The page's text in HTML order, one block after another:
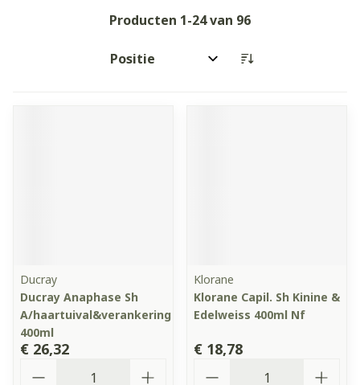
Producten 1-24van 96
Sorteer op:
Ducray
Ducray Anaphase Sh
A/haartuival&verankering
400ml
€ 26,32
Klorane
Klorane Capil. Sh Kinine &
Edelweiss 400ml Nf
€ 18,78